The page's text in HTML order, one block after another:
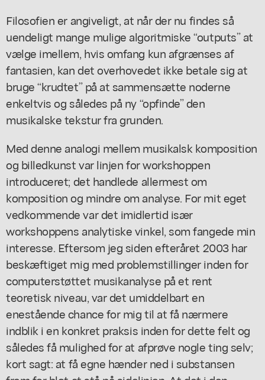
Filosofien er angiveligt, at når der nu findes så
uendeligt mange mulige algoritmiske “outputs” at
vælge imellem, hvis omfang kun afgrænses af
fantasien, kan det overhovedet ikke betale sigat
bruge “krudtet” på at sammensætte noderne
enkeltvis og således på ny “opfinde” den
musikalske tekstur fra grunden.
Med denne analogi mellem musikalsk komposition
og billedkunst var linjen for workshoppen
introduceret; det handlede allermest om
komposition og mindre om analyse. For mit eget
vedkommende var det imidlertid især
workshoppensanalytiskevinkel, som fangede min
interesse. Eftersom jeg siden efteråret 2003 har
beskæftiget mig med problemstillinger inden for
computerstøttet musikanalyse på et rent
teoretisk niveau, var det umiddelbart en
enestående chance for mig til at få nærmere
indblik i en konkret praksis inden for dette felt og
således få mulighed for at afprøve nogle ting selv;
kort sagt: at få egne hænder ned i substansen